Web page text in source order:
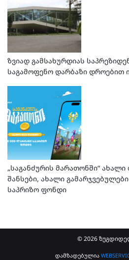
ზვიად გამსახურდიას
საგამოფენო დარბაზი დროებით
„საგანძურის მარათონში“
შანსები, ახალი
საპრიზო ფონდი
© 2026
დამზადებულია